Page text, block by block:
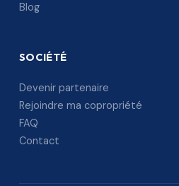
Blog
SOCIÉTÉ
Devenir partenaire
Rejoindre ma copropriété
FAQ
Contact